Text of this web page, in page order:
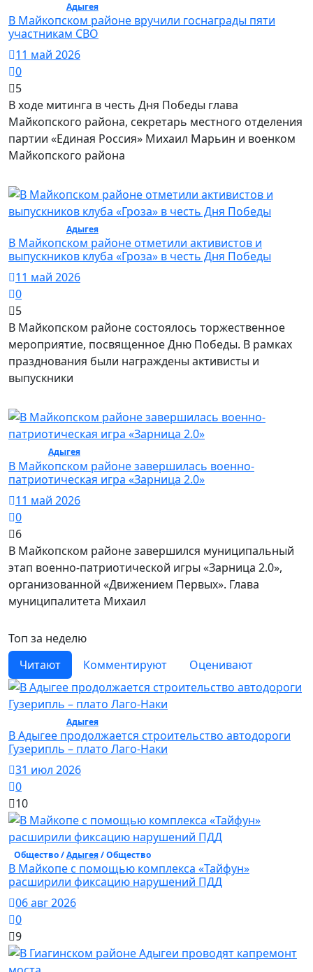
Адыгея/ Общество
В Майкопском районе вручили госнаграды пяти
участникам СВО
11 май 2026
0
5
В ходе митинга в честь Дня Победы глава
Майкопского района, секретарь местного отделения
партии «Единая Россия» Михаил Марьин и военком
Майкопского района
Адыгея/ Общество
В Майкопском районе отметили активистов и
выпускников клуба «Гроза» в честь Дня Победы
11 май 2026
0
5
В Майкопском районе состоялось торжественное
мероприятие, посвященное Дню Победы. В рамках
празднования были награждены активисты и
выпускники
Адыгея/ Спорт
В Майкопском районе завершилась военно-
патриотическая игра «Зарница 2.0»
11 май 2026
0
6
В Майкопском районе завершился муниципальный
этап военно-патриотической игры «Зарница 2.0»,
организованной «Движением Первых». Глава
муниципалитета Михаил
Топ за неделю
Читают
Комментируют Оценивают
Адыгея/ Общество
В Адыгее продолжается строительство автодороги
Гузерипль – плато Лаго-Наки
31 июл 2026
0
10
Общество /Адыгея/ Общество
В Майкопе с помощью комплекса «Тайфун»
расширили фиксацию нарушений ПДД
06 авг 2026
0
9